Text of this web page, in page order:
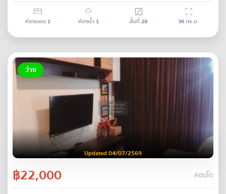
ห้องนอน 1 ห้องน้ำ 1 ชั้นที่28 36ตร.ม.
ว่าง
Updated 04/07/2569
฿22,000 คอนโด